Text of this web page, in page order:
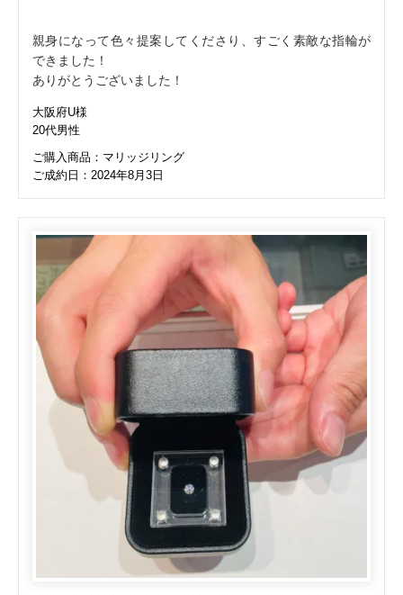
親身になって色々提案してくださり、すごく素敵な指輪が
できました！
ありがとうございました！
大阪府U様
20代男性
ご購入商品：マリッジリング
ご成約日：2024年8月3日